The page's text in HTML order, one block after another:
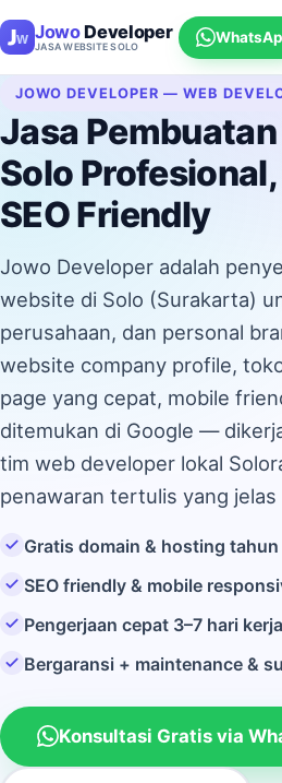
JowoDeveloper
JASA WEBSITE SOLO
JOWO DEVELOPER — WEB
Jasa
Solo
SEO Friendly
Jowo Developer adalah
website di Solo (Surakarta)
perusahaan, dan personal
website company profile,
page yang cepat, mobile
ditemukan di Google —
tim web developer lokal
penawaran tertulis yang
Gratis domain & hosting
SEO friendly & mobile
Pengerjaan cepat 3–7 hari kerja
Bergaransi + maintenance &
Konsultasi Gratis via